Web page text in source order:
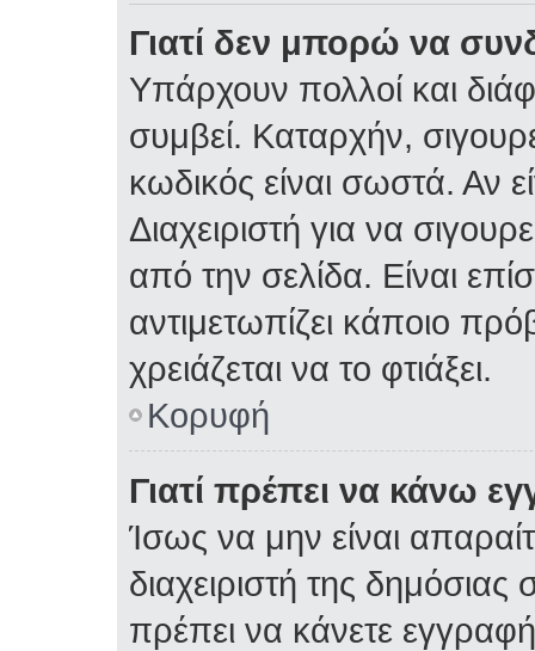
Γιατί δεν μπορώ να
Υπάρχουν πολλοί και
συμβεί. Καταρχήν,
κωδικός είναι σωστά. Αν
Διαχειριστή για να
από την σελίδα. Είναι
αντιμετωπίζει κάποιο
χρειάζεται να το φτιάξει.
Κορυφή
Γιατί πρέπει να κάνω
Ίσως να μην είναι
διαχειριστή της δημόσιας
πρέπει να κάνετε